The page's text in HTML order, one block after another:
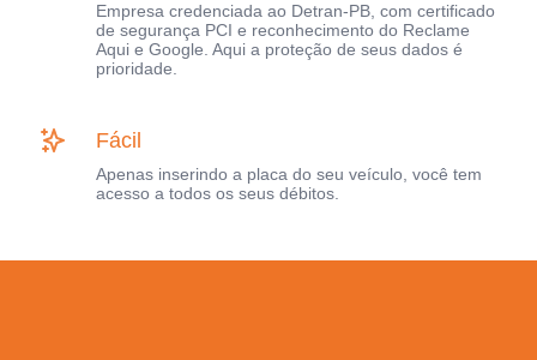
Empresa credenciada ao Detran-PB, com certificado
de segurança PCI e reconhecimento do Reclame
Aqui e Google. Aqui a proteção de seus dados é
prioridade.
Fácil
Apenas inserindo a placa do seu veículo, você tem
acesso a todos os seus débitos.